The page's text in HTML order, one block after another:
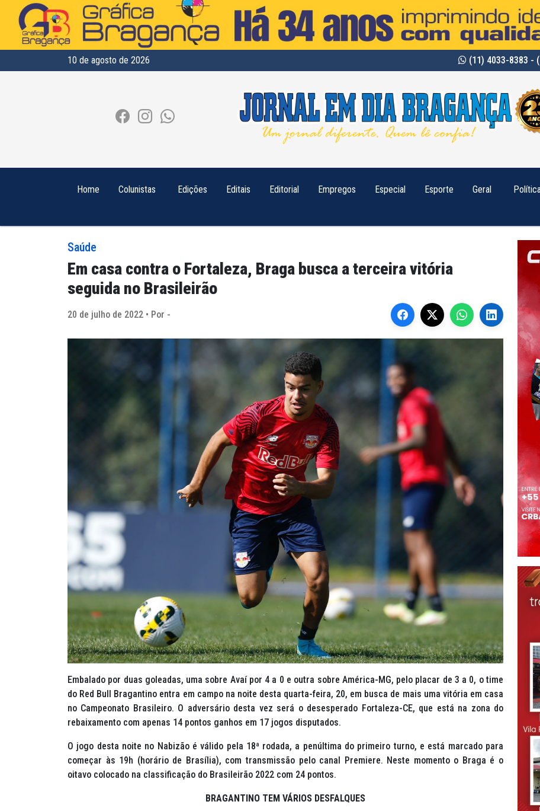
10 de agosto de 2026 (11) 4033-8383 -
Home Colunistas Edições Editais Editorial Empregos Especial Esporte Geral
Saúde
Em casa contra o Fortaleza, Braga busca a terceira vitória
seguida no Brasileirão
20 de julho de 2022 • Por -
Embalado por duas goleadas, uma sobre Avaí por 4 a 0 e outra sobre América-MG, pelo placar de 3 a 0, o time
do Red Bull Bragantino entra em campo na noite desta quarta-feira, 20, em busca de mais uma vitória em casa
no Campeonato Brasileiro. O adversário desta vez será o desesperado Fortaleza-CE, que está na zona do
rebaixamento com apenas 14 pontos ganhos em 17 jogos disputados.
O jogo desta noite no Nabizão é válido pela 18ª rodada, a penúltima do primeiro turno, e está marcado para
começar às 19h (horário de Brasília), com transmissão pelo canal Premiere. Neste momento o Braga é o
oitavo colocado na classificação do Brasileirão 2022 com 24 pontos.
BRAGANTINO TEM VÁRIOS DESFALQUES